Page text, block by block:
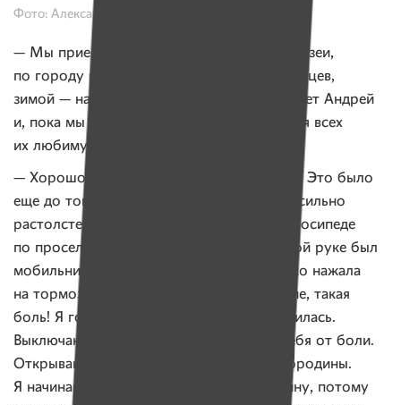
Фото: Александр Васюкович, Имена
— Мы приезжаем к ней в гости, ходим в музеи,
по городу гуляем. Летом в Парк Челюскинцев,
зимой — на каток на Немиге, — рассказывает Андрей
и, пока мы пьем чай, просит рассказать для всех
их любимую историю.
— Хорошо! — смеется Галина Петровна. — Это было
еще до того, как я вас взяла. Я тогда еще сильно
растолстела. У дочки на даче ехала на велосипеде
по проселочной дороге. И у меня в правой руке был
мобильник, я разговаривала, а левой резко нажала
на тормоз перед лужей. И такое крушение, такая
боль! Я говорю, Тамара, стой, я тут разбилась.
Выключаю телефон и лежу, прихожу в себя от боли.
Открываю глаза — передо мной куст смородины.
Я начинаю быстренько есть эту смородину, потому